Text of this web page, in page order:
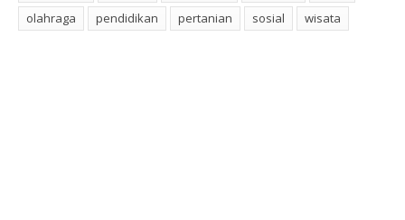
olahraga
pendidikan pertanian sosial wisata